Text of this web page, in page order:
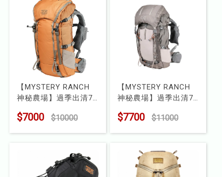
【MYSTERY RANCH
神秘農場】過季出清7
山背包
$7000 $10000
【MYSTERY RANCH
神秘農場】過季出清7
山背包
$7700 $11000